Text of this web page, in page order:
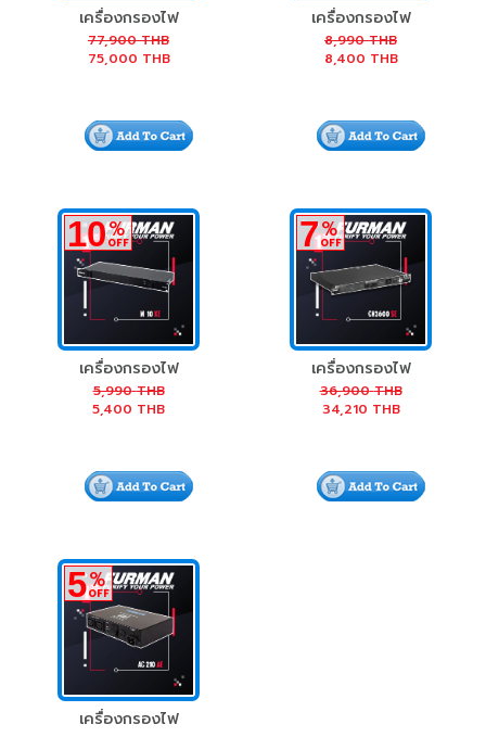
เครื่องกรองไฟ
Furman P-1400
AR E Prestige
77,900 THB
75,000 THB
เครื่องกรองไฟ
Furman M-10L XE
8,990 THB
8,400 THB
10%
OFF
เครื่องกรองไฟ
Furman M-10X-E
Standard Power
5,990 THB
5,400 THB
7%
OFF
เครื่องกรองไฟ
Furman CN-3600
SE 16 Amp Power
36,900 THB
34,210 THB
5%
OFF
เครื่องกรองไฟ